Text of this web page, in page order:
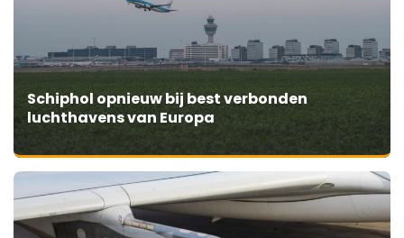
Schiphol opnieuw bij best verbonden
luchthavens van Europa